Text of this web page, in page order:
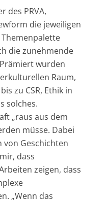
des PRVA,
die jeweiligen
die zunehmende
wurden
Raum,
zu CSR, Ethik in
solches.
„raus aus dem
müsse. Dabei
von Geschichten
dass
zeigen, dass
„Wenn das